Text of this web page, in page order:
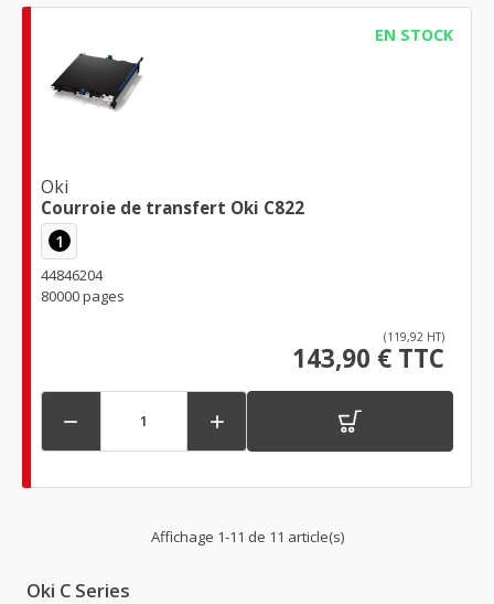
EN STOCK
Oki
Courroie de transfert Oki C822
1
44846204
80000 pages
(119,92 HT)
143,90 € TTC
 
Affichage 1-11 de 11 article(s)
Oki C Series